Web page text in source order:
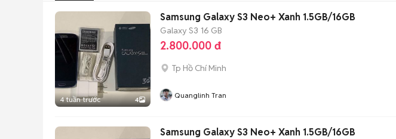
4 tuần trước 4
Samsung Galaxy S3 Neo+ Xanh 1.5GB/16GB
Galaxy S3 16 GB
2.800.000 đ
Tp Hồ Chí Minh
Quanglinh Tran
Samsung Galaxy S3 Neo+ Xanh 1.5GB/16GB